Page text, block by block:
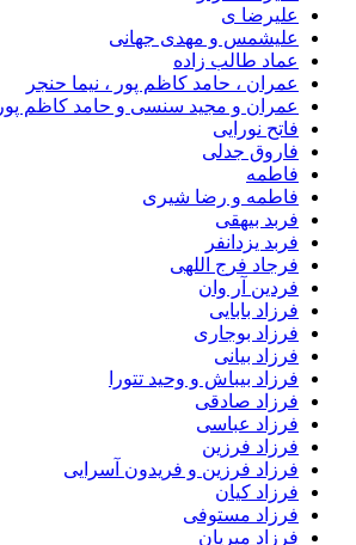
علیرضا ی
علیشمس و مهدی جهانی
عماد طالب زاده
عمران ، حامد کاظم پور ، نیما حنجر
عمران و مجید سنسی و حامد کاظم پور
فاتح نورایی
فاروق جدلی
فاطمه
فاطمه و رضا شیری
فربد بیهقی
فربد یزدانفر
فرجاد فرج اللهی
فردین آر وان
فرزاد بابایی
فرزاد بوجاری
فرزاد بیانی
فرزاد بیباش و وحید تتورا
فرزاد صادقی
فرزاد عباسی
فرزاد فرزین
فرزاد فرزین و فریدون آسرایی
فرزاد کیان
فرزاد مستوفی
فرزاد میریان